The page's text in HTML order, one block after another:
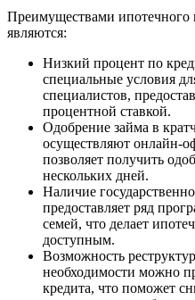
Преимуществами ипотечного
являются:
Низкий процент по
специальные условия
специалистов,
процентной ставкой.
Одобрение займа в
осуществляют онлайн-
позволяет получить
нескольких дней.
Наличие
предоставляет ряд
семей, что делает
доступным.
Возможность
необходимости можно
кредита, что поможет